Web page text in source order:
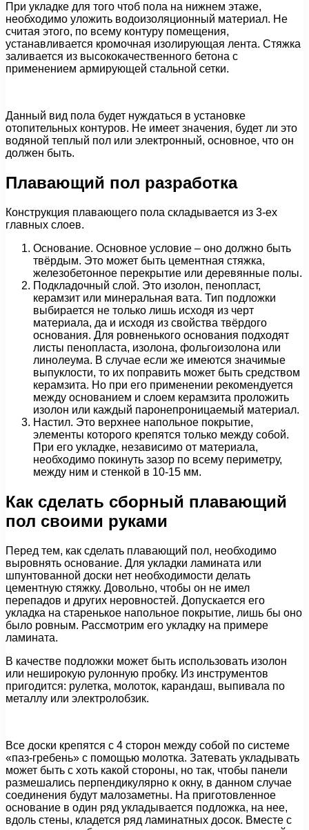
При укладке для того чтоб пола на нижнем этаже,
необходимо уложить водоизоляционный материал. Не
считая этого, по всему контуру помещения,
устанавливается кромочная изолирующая лента. Стяжка
заливается из высококачественного бетона с
применением армирующей стальной сетки.
Данный вид пола будет нуждаться в установке
отопительных контуров. Не имеет значения, будет ли это
водяной теплый пол или электронный, основное, что он
должен быть.
Плавающий пол разработка
Конструкция плавающего пола складывается из 3-ех
главных слоев.
Основание. Основное условие – оно должно быть
твёрдым. Это может быть цементная стяжка,
железобетонное перекрытие или деревянные полы.
Подкладочный слой. Это изолон, пенопласт,
керамзит или минеральная вата. Тип подложки
выбирается не только лишь исходя из черт
материала, да и исходя из свойства твёрдого
основания. Для ровненького основания подходят
листы пенопласта, изолона, фольгоизолона или
линолеума. В случае если же имеются значимые
выпуклости, то их поправить может быть средством
керамзита. Но при его применении рекомендуется
между основанием и слоем керамзита проложить
изолон или каждый паронепроницаемый материал.
Настил. Это верхнее напольное покрытие,
элементы которого крепятся только между собой.
При его укладке, независимо от материала,
необходимо покинуть зазор по всему периметру,
между ним и стенкой в 10-15 мм.
Как сделать сборный плавающий
пол своими руками
Перед тем, как сделать плавающий пол, необходимо
выровнять основание. Для укладки ламината или
шпунтованной доски нет необходимости делать
цементную стяжку. Довольно, чтобы он не имел
перепадов и других неровностей. Допускается его
укладка на старенькое напольное покрытие, лишь бы оно
было ровным. Рассмотрим его укладку на примере
ламината.
В качестве подложки может быть использовать изолон
или неширокую рулонную пробку. Из инструментов
пригодится: рулетка, молоток, карандаш, выпивала по
металлу или электролобзик.
Все доски крепятся с 4 сторон между собой по системе
«паз-гребень» с помощью молотка. Затевать укладывать
может быть с хоть какой стороны, но так, чтобы панели
размешались перпендикулярно к окну, в данном случае
соединения будут малозаметны. На приготовленное
основание в один ряд укладывается подложка, на нее,
вдоль стены, кладется ряд ламинатных досок. Вместе с